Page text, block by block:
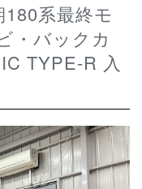
・バックカ
TYPE-R 入